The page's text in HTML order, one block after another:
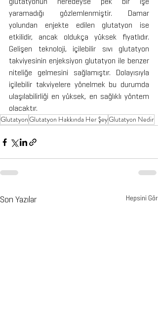
yaramadığı gözlemlenmiştir. Damar
yolundan enjekte edilen glutatyon ise
etkilidir, ancak oldukça yüksek fiyatlıdır.
Gelişen teknoloji, içilebilir sıvı glutatyon
takviyesinin enjeksiyon glutatyon ile benzer
niteliğe gelmesini sağlamıştır. Dolayısıyla
içilebilir takviyelere yönelmek bu durumda
ulaşılabilirliği en yüksek, en sağlıklı yöntem
olacaktır.
GlutatyonGlutatyon Hakkında Her ŞeyGlutatyon Nedir
Son Yazılar Hepsini Gör